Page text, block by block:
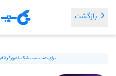
بازگشت
برای نصب سیب بانک با مرورگر